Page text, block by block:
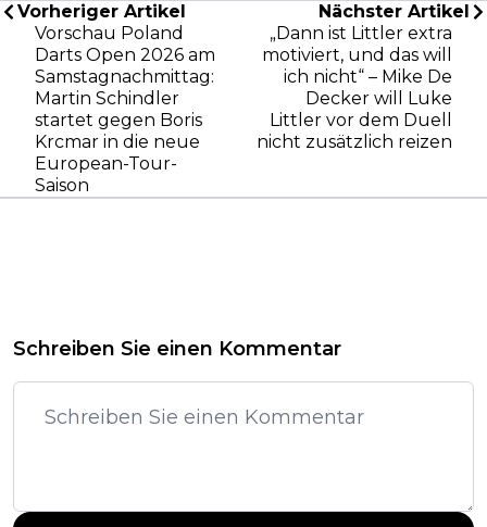
Vorheriger Artikel
Vorschau Poland
Darts Open 2026 am
Samstagnachmittag:
Martin Schindler
startet gegen Boris
Krcmar in die neue
European-Tour-
Saison
Nächster Artikel
„Dann ist Littler extra
motiviert, und das will
ich nicht“ – Mike De
Decker will Luke
Littler vor dem Duell
nicht zusätzlich reizen
Schreiben Sie einen Kommentar